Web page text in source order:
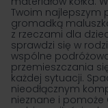
Twoim najlepszym
gromadką
z rzeczami dla
sprawdzi się w
wspólne
przemieszczania
każdej sytuacji.
nieodłącznym
nieznane i pomoże